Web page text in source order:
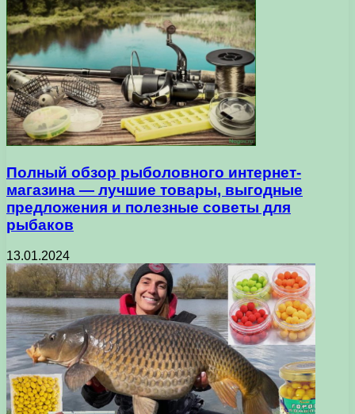
Полный обзор рыболовного интернет-
магазина — лучшие товары, выгодные
предложения и полезные советы для
рыбаков
13.01.2024